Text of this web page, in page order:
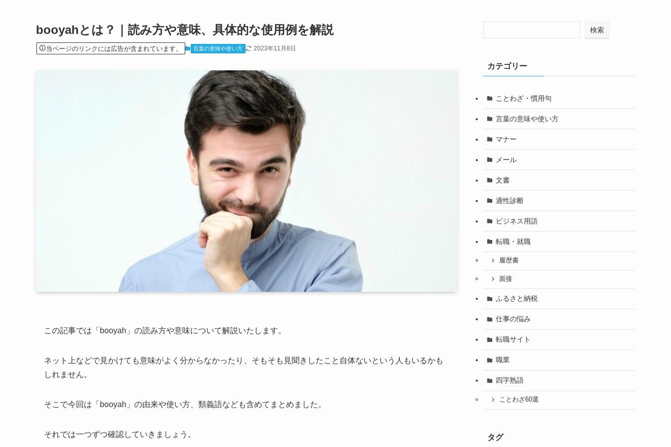
booyahとは？｜読み方や意味、具体的な使用例を解説
当ページのリンクには広告が含まれています。 言葉の意味や使い方 2023年11月8日
この記事では「booyah」の読み方や意味について解説いたします。
ネット上などで見かけても意味がよく分からなかったり、そもそも見聞きしたこと自体ないという人もいるかも
しれません。
そこで今回は「booyah」の由来や使い方、類義語なども含めてまとめました。
それでは一つずつ確認していきましょう。
検索
カテゴリー
ことわざ・慣用句
言葉の意味や使い方
マナー
メール
文書
適性診断
ビジネス用語
転職・就職
履歴書
面接
ふるさと納税
仕事の悩み
転職サイト
職業
四字熟語
ことわざ60選
タグ